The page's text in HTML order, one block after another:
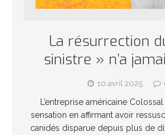
La résurrection
sinistre » n’a
10 avril 2025
L’entreprise américaine
sensation en affirmant avoir
canidés disparue depuis plus de